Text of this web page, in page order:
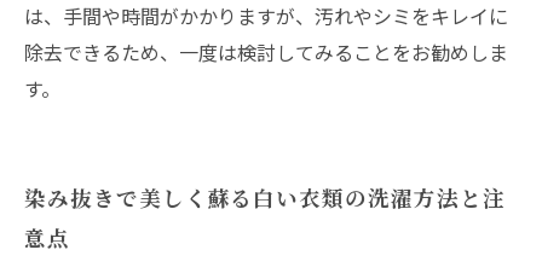
は、手間や時間がかかりますが、汚れやシミをキレイに
除去できるため、一度は検討してみることをお勧めしま
す。
染み抜きで美しく蘇る白い衣類の洗濯方法と注
意点